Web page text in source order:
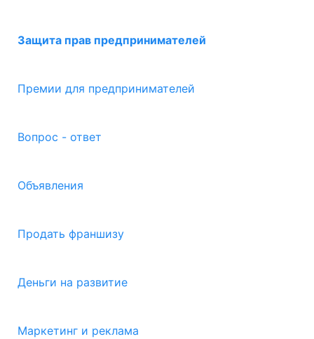
Защита прав предпринимателей
Премии для предпринимателей
Вопрос - ответ
Объявления
Продать франшизу
Деньги на развитие
Маркетинг и реклама